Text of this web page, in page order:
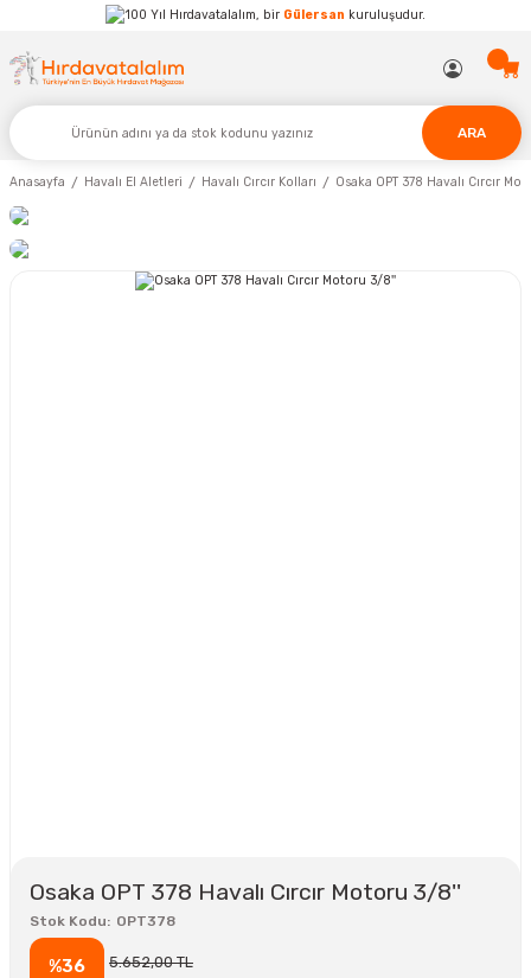
Hırdavatalalım, bir Gülersan kuruluşudur.
ARA
Anasayfa Havalı El Aletleri Havalı Cırcır Kolları Osaka OPT 378 Havalı Cırcır
Osaka OPT 378 Havalı Cırcır Motoru 3/8''
Stok Kodu OPT378
%36 5.652,00 TL